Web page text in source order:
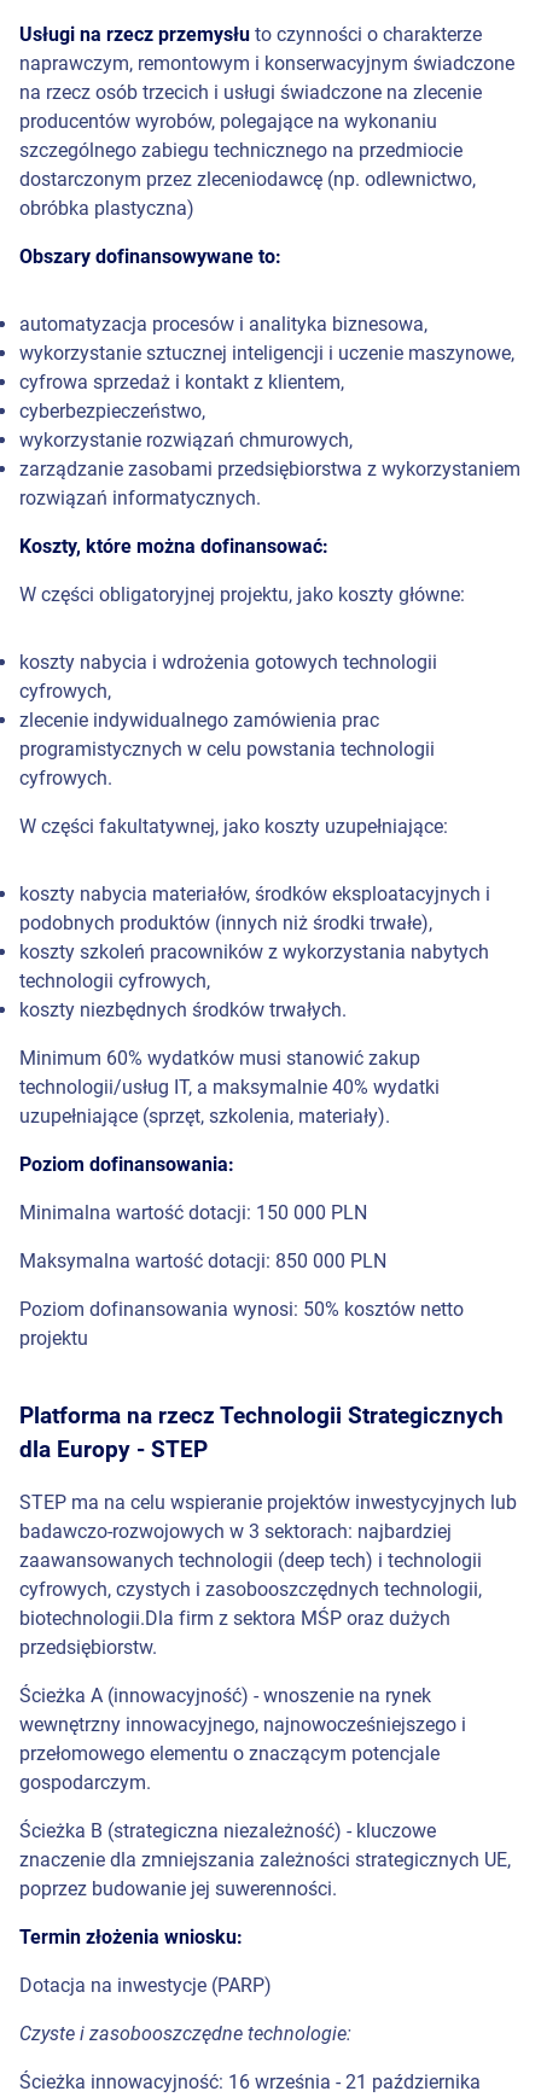
Usługi na rzecz przemysłu to czynności o charakterze
naprawczym, remontowym i konserwacyjnym świadczone
na rzecz osób trzecich i usługi świadczone na zlecenie
producentów wyrobów, polegające na wykonaniu
szczególnego zabiegu technicznego na przedmiocie
dostarczonym przez zleceniodawcę (np. odlewnictwo,
obróbka plastyczna)
Obszary dofinansowywane to:
automatyzacja procesów i analityka biznesowa,
wykorzystanie sztucznej inteligencji i uczenie maszynowe,
cyfrowa sprzedaż i kontakt z klientem,
cyberbezpieczeństwo,
wykorzystanie rozwiązań chmurowych,
zarządzanie zasobami przedsiębiorstwa z wykorzystaniem
rozwiązań informatycznych.
Koszty, które można dofinansować:
W części obligatoryjnej projektu, jako koszty główne:
koszty nabycia i wdrożenia gotowych technologii
cyfrowych,
zlecenie indywidualnego zamówienia prac
programistycznych w celu powstania technologii
cyfrowych.
W części fakultatywnej, jako koszty uzupełniające:
koszty nabycia materiałów, środków eksploatacyjnych i
podobnych produktów (innych niż środki trwałe),
koszty szkoleń pracowników z wykorzystania nabytych
technologii cyfrowych,
koszty niezbędnych środków trwałych.
Minimum 60% wydatków musi stanowić zakup
technologii/usług IT, a maksymalnie 40% wydatki
uzupełniające (sprzęt, szkolenia, materiały).
Poziom dofinansowania:
Minimalna wartość dotacji: 150 000 PLN
Maksymalna wartość dotacji: 850 000 PLN
Poziom dofinansowania wynosi: 50% kosztów netto
projektu
Platforma na rzecz Technologii Strategicznych
dla Europy - STEP
STEP ma na celu wspieranie projektów inwestycyjnych lub
badawczo-rozwojowych w 3 sektorach: najbardziej
zaawansowanych technologii (deep tech) i technologii
cyfrowych, czystych i zasobooszczędnych technologii,
biotechnologii.Dla firm z sektora MŚP oraz dużych
przedsiębiorstw.
Ścieżka A (innowacyjność) - wnoszenie na rynek
wewnętrzny innowacyjnego, najnowocześniejszego i
przełomowego elementu o znaczącym potencjale
gospodarczym.
Ścieżka B (strategiczna niezależność) - kluczowe
znaczenie dla zmniejszania zależności strategicznych UE,
poprzez budowanie jej suwerenności.
Termin złożenia wniosku:
Dotacja na inwestycje (PARP)
Czyste i zasobooszczędne technologie:
Ścieżka innowacyjność: 16 września - 21 października